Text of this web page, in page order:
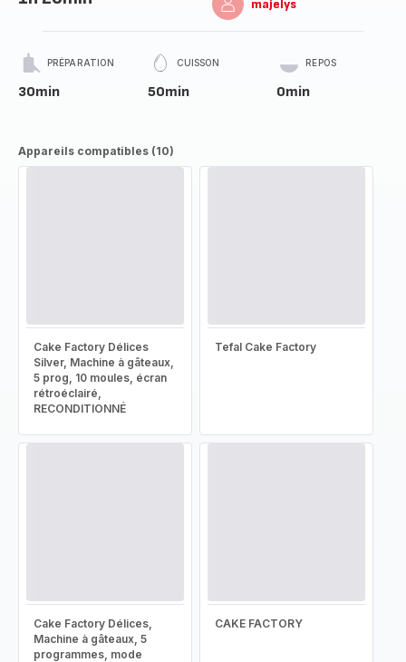
majelys
PRÉPARATION
30min
CUISSON
50min
REPOS
0min
Appareils compatibles (10)
Cake Factory Délices
Silver, Machine à gâteaux,
5 prog, 10 moules, écran
rétroéclairé,
RECONDITIONNÉ
Tefal Cake Factory
Cake Factory Délices,
Machine à gâteaux, 5
programmes, mode
CAKE FACTORY